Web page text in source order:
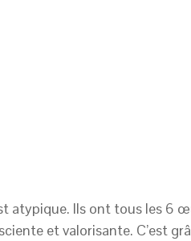
atypique. Ils ont tous les 6
et valorisante. C’est